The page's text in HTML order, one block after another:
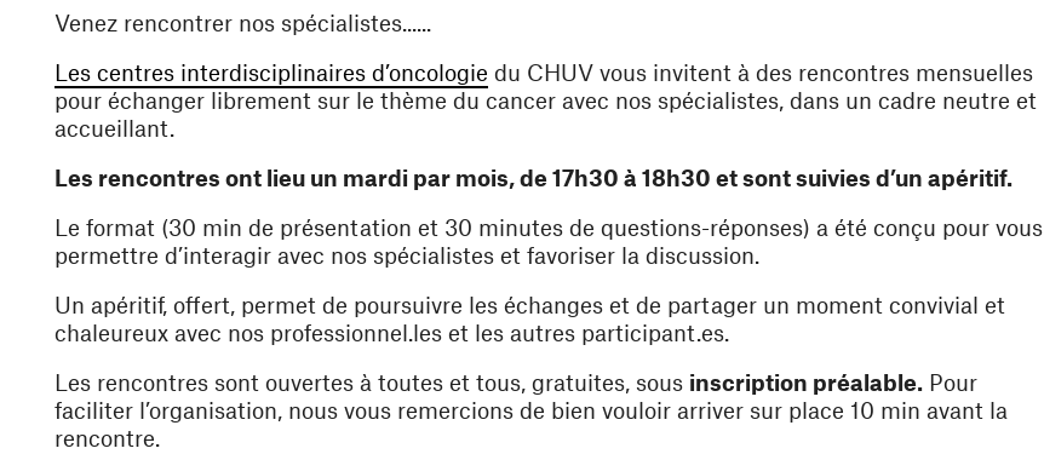
Venez rencontrer nos spécialistes......
Les centres interdisciplinaires d’oncologie (ouvre une nouvelle fenêtre)
du CHUV vous invitent à des rencontres mensuelles
pour échanger librement sur le thème du cancer avec nos spécialistes, dans un cadre neutre et
accueillant.
Les rencontres ont lieu un mardi par mois, de 17h30 à 18h30 et sont suivies d’un apéritif.
Le format (30 min de présentation et 30 minutes de questions-réponses) a été conçu pour vous
permettre d’interagir avec nos spécialistes et favoriser la discussion.
Un apéritif, offert, permet de poursuivre les échanges et de partager un moment convivial et
chaleureux avec nos professionnel.les et les autres participant.es.
Les rencontres sont ouvertes à toutes et tous, gratuites, sous inscription préalable. Pour
faciliter l’organisation, nous vous remercions de bien vouloir arriver sur place 10 min avant la
rencontre.